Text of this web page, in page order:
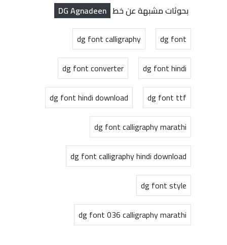
بحوثات مشبهة عن خط DG Agnadeen
dg font
dg font calligraphy
dg font hindi
dg font converter
dg font ttf
dg font hindi download
dg font calligraphy marathi
dg font calligraphy hindi download
dg font style
dg font 036 calligraphy marathi